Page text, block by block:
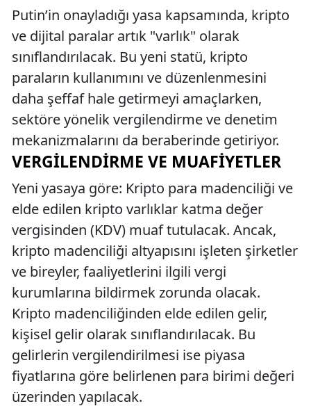
Putin’in onayladığı yasa kapsamında, kripto
ve dijital paralar artık "varlık" olarak
sınıflandırılacak. Bu yeni statü, kripto
paraların kullanımını ve düzenlenmesini
daha şeffaf hale getirmeyi amaçlarken,
sektöre yönelik vergilendirme ve denetim
mekanizmalarını da beraberinde getiriyor.
VERGILENDIRME VE MUAFIYETLER
Yeni yasaya göre: Kripto para madenciliği ve
elde edilen kripto varlıklar katma değer
vergisinden (KDV) muaf tutulacak. Ancak,
kripto madenciliği altyapısını işleten şirketler
ve bireyler, faaliyetlerini ilgili vergi
kurumlarına bildirmek zorunda olacak.
Kripto madenciliğinden elde edilen gelir,
kişisel gelir olarak sınıflandırılacak. Bu
gelirlerin vergilendirilmesi ise piyasa
fiyatlarına göre belirlenen para birimi değeri
üzerinden yapılacak.